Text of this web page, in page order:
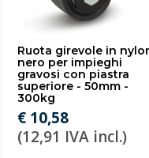
Ruota girevole in
nero per impieghi
gravosi con piastra
superiore - 50mm -
300kg
€ 10,58
(12,91 IVA incl.)